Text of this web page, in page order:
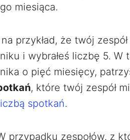
miesiąca.
na przykład, że twój
i wybrałeś liczbę 5.
o pięć miesięcy,
, które twój zespół
spotkań.
przypadku zespołów, z